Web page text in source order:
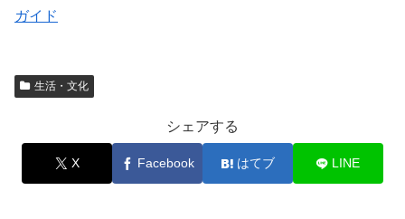
ガイド
生活・文化
シェアする
X Facebook はてブ LINE